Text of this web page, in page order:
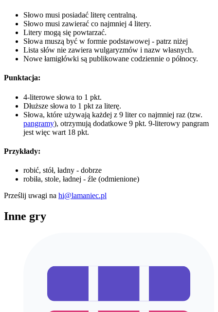
Słowo musi posiadać literę centralną.
Słowo musi zawierać co najmniej 4 litery.
Litery mogą się powtarzać.
Słowa muszą być w formie podstawowej - patrz niżej
Lista słów nie zawiera wulgaryzmów i nazw własnych.
Nowe łamigłówki są publikowane codziennie o północy.
Punktacja:
4-literowe słowa to 1 pkt.
Dłuższe słowa to 1 pkt za literę.
Słowa, które używają każdej z 9 liter co najmniej raz (tzw.
pangramy), otrzymują dodatkowe 9 pkt. 9-literowy pangram
jest więc wart 18 pkt.
Przykłady:
robić, stół, ładny - dobrze
robiła, stole, ładnej - źle (odmienione)
Prześlij uwagi na hi@lamaniec.pl
Inne gry